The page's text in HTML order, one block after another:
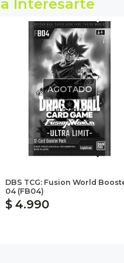
Interesarte
AGOTADO
DBS TCG: Fusion World
04 (FB04)
$ 4.990